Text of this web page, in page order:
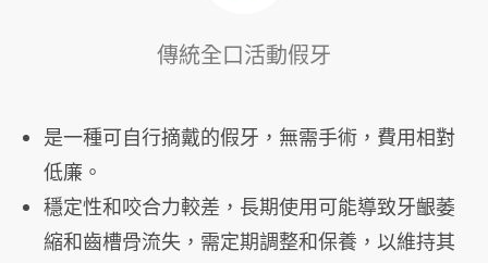
傳統全口活動假牙
是一種可自行摘戴的假牙，無需手術，費用相對
低廉。
穩定性和咬合力較差，長期使用可能導致牙齦萎
縮和齒槽骨流失，需定期調整和保養，以維持其